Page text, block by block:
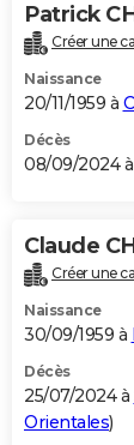
Patrick
Créer une
Naissance
20/11/1959 à
Décès
08/09/2024 à
Claude
Créer une
Naissance
30/09/1959 à
Décès
25/07/2024 à
Orientales)